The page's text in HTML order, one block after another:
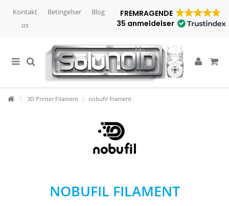
Betingelser Blog
Kontakt
os
FREMRAGENDE
35 anmeldelser
3D Printer Filament nobufil filament
NOBUFIL FILAMENT